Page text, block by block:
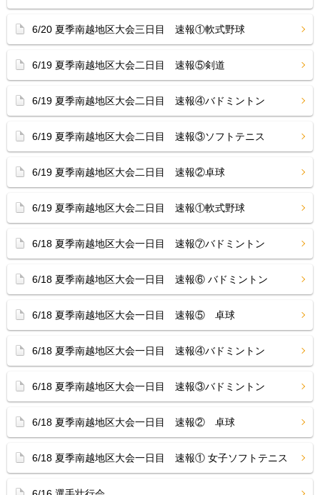
6/20 夏季南越地区大会三日目 速報①軟式野球
6/19 夏季南越地区大会二日目 速報⑤剣道
6/19 夏季南越地区大会二日目 速報④バドミントン
6/19 夏季南越地区大会二日目 速報③ソフトテニス
6/19 夏季南越地区大会二日目 速報②卓球
6/19 夏季南越地区大会二日目 速報①軟式野球
6/18 夏季南越地区大会一日目 速報⑦バドミントン
6/18 夏季南越地区大会一日目 速報⑥ バドミントン
6/18 夏季南越地区大会一日目 速報⑤ 卓球
6/18 夏季南越地区大会一日目 速報④バドミントン
6/18 夏季南越地区大会一日目 速報③バドミントン
6/18 夏季南越地区大会一日目 速報② 卓球
6/18 夏季南越地区大会一日目 速報① 女子ソフトテニス